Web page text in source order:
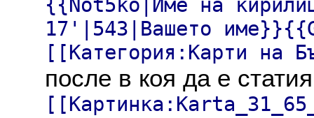
{{Not5ko|Име на
17'|543|Вашето
[[Категория:Карти на
после в коя да е